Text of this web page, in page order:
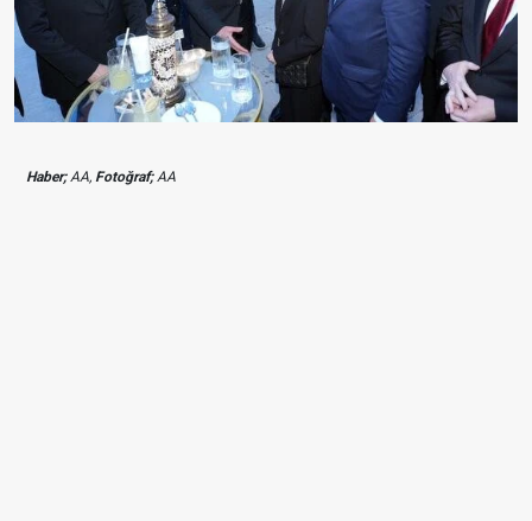
Haber;AA, Fotoğraf;AA